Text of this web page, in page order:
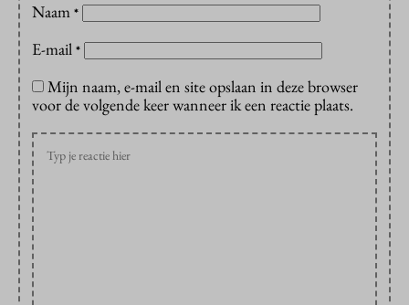
Naam *
E-mail *
Mijn naam, e-mail en site opslaan in deze browser
voor de volgende keer wanneer ik een reactie plaats.